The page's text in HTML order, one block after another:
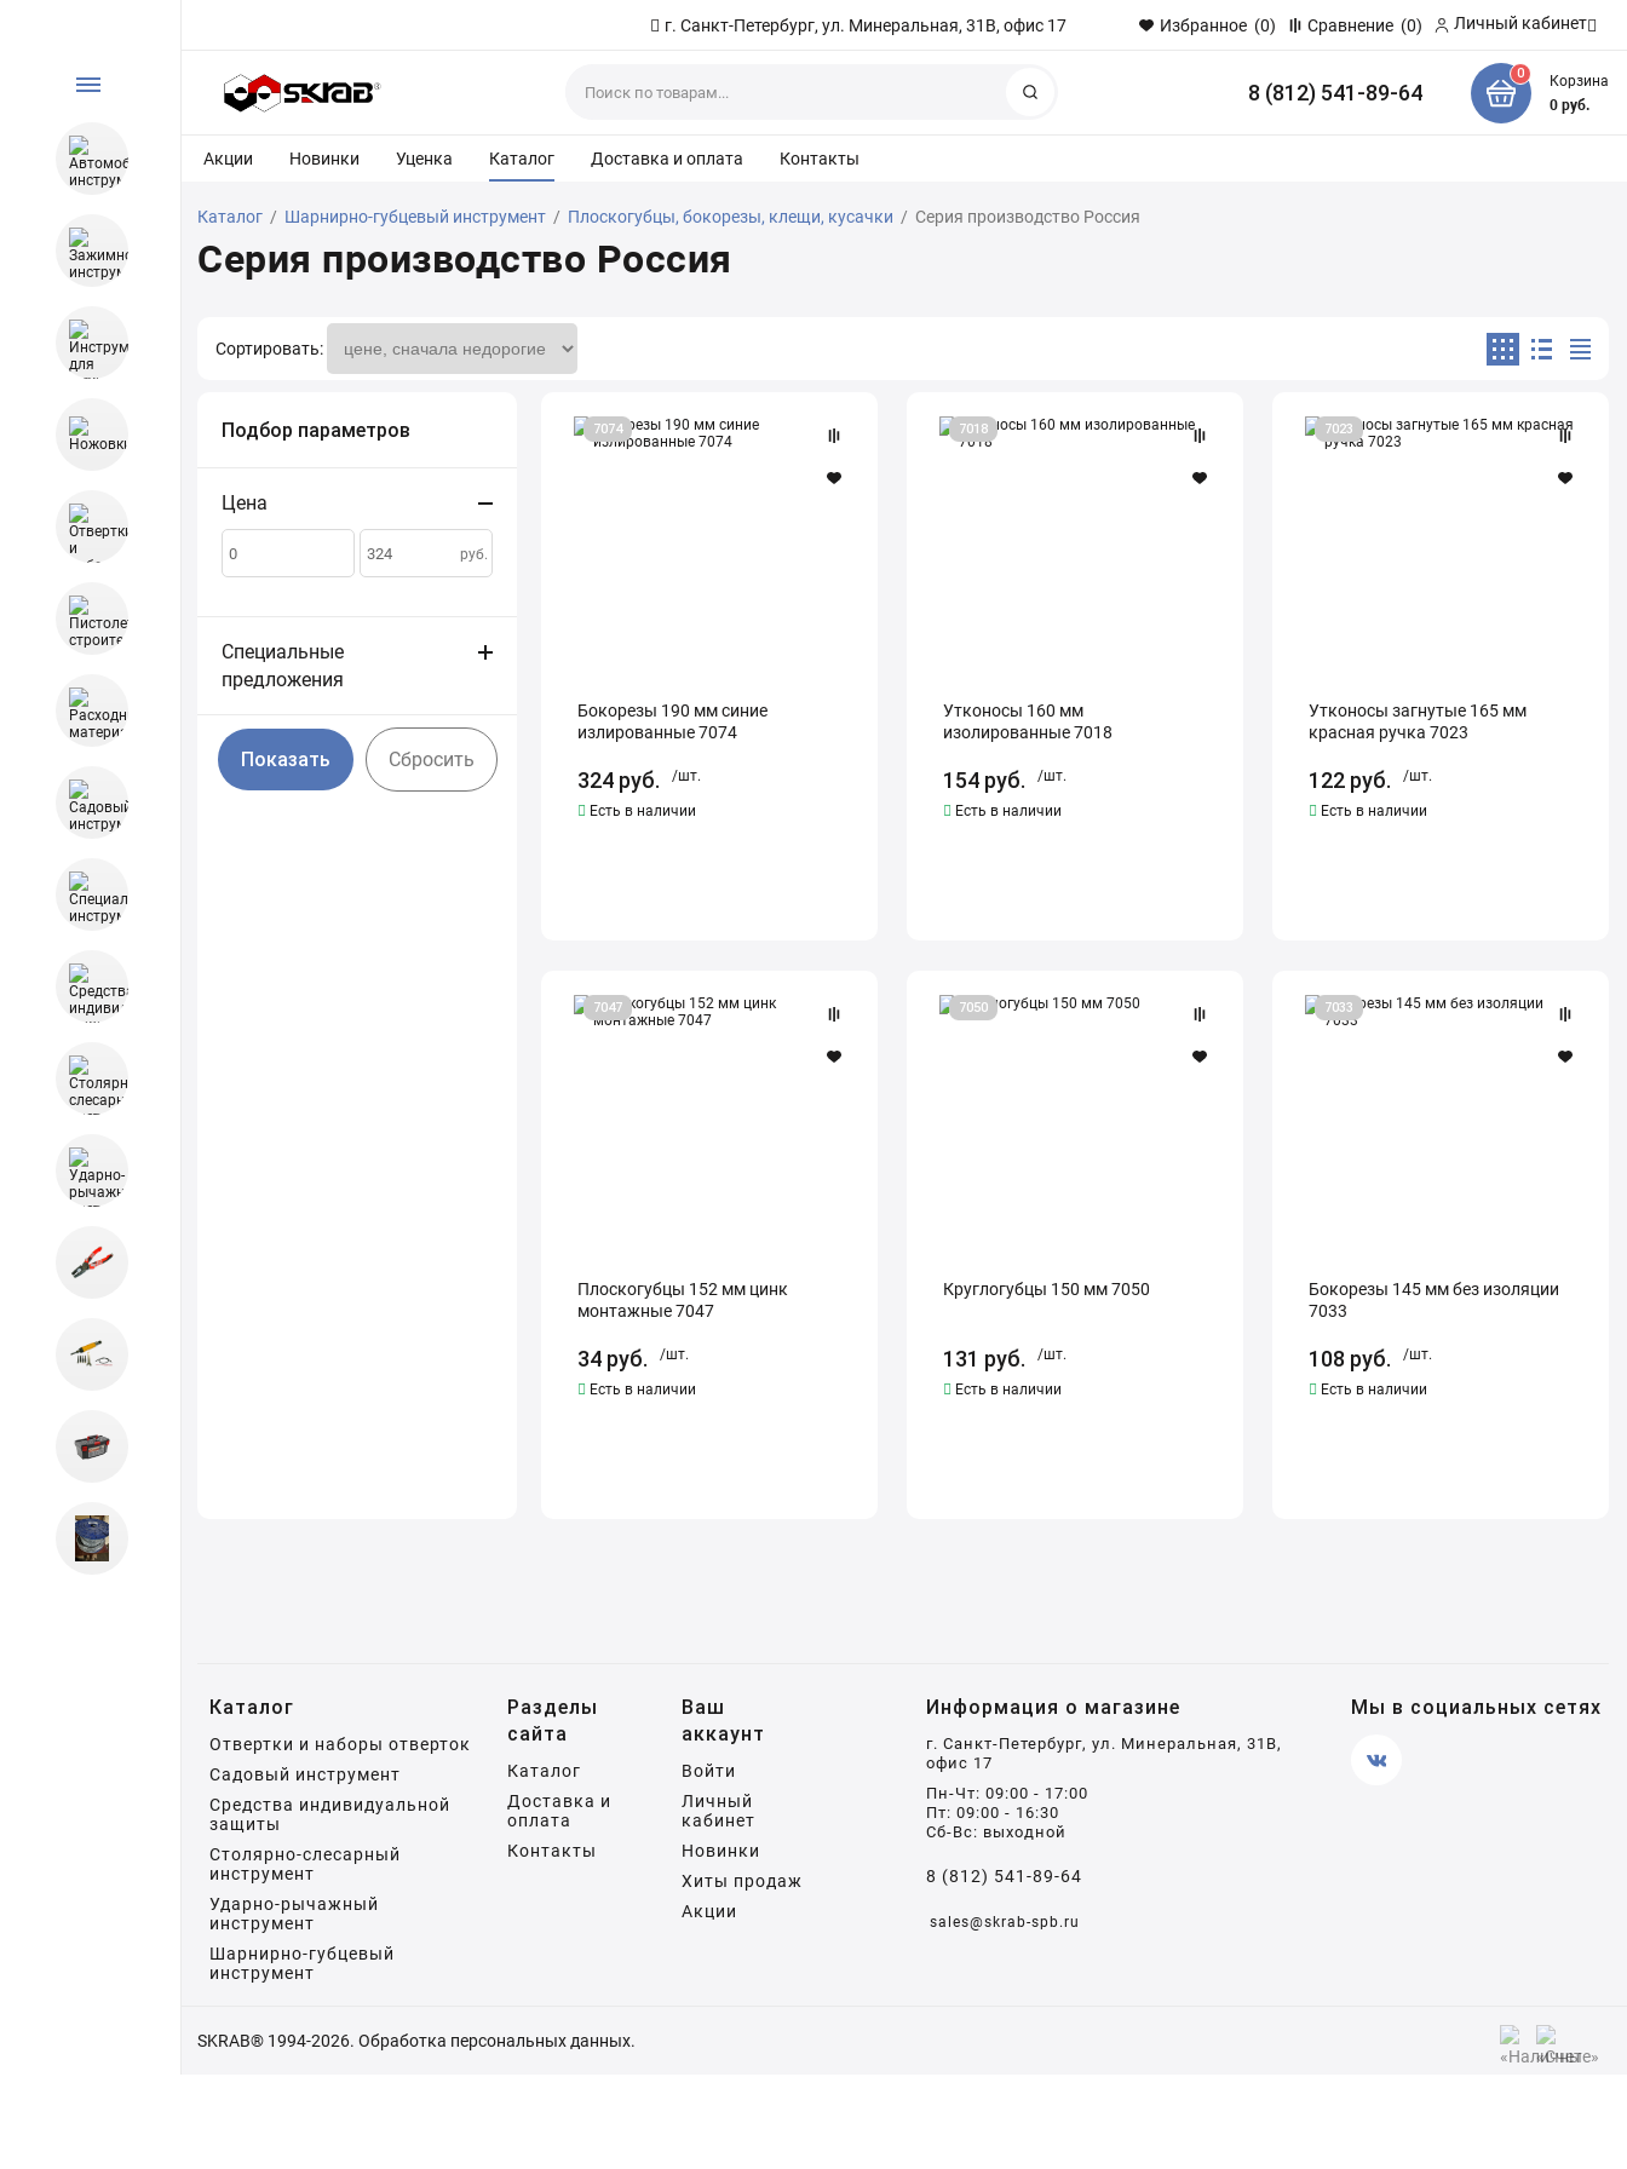
г. Санкт-Петербург, ул. Минеральная, 31В, офис 17 Избранное (0) Сравнение (0) Личный кабинет
8 (812) 541-89-64
0
Корзина
0руб.
Акции Новинки Уценка Каталог Доставка и оплата Контакты
Каталог / Шарнирно-губцевый инструмент / Плоскогубцы, бокорезы, клещи, кусачки / Серия производство Россия
Серия производство Россия
Сортировать:
Подбор параметров
Цена
Сортировать
по:
руб.
Специальные
предложения
Cбросить
Бокорезы
190
Бокорезы 190 мм синие
излированные 7074
7074
324 руб. /шт.
Есть в наличии
Утконосы
160
Утконосы 160 мм
изолированные 7018
7018
154 руб. /шт.
Есть в наличии
Утконосы
загнутые
Утконосы загнутые 165 мм
красная ручка 7023
7023
122 руб. /шт.
Есть в наличии
Плоскогубцы
152
Плоскогубцы 152 мм цинк
монтажные 7047
7047
34 руб. /шт.
Есть в наличии
Круглогубцы
150
Круглогубцы 150 мм 7050
7050
131 руб. /шт.
Есть в наличии
Бокорезы
145
Бокорезы 145 мм без изоляции
7033
7033
108 руб. /шт.
Есть в наличии
Каталог
Отвертки и наборы отверток
Садовый инструмент
Средства индивидуальной
защиты
Столярно-слесарный
инструмент
Ударно-рычажный
инструмент
Шарнирно-губцевый
инструмент
Разделы
сайта
Каталог
Доставка и
оплата
Контакты
Ваш
аккаунт
Войти
Личный
кабинет
Новинки
Хиты продаж
Акции
Информация о магазине
г. Санкт-Петербург, ул. Минеральная, 31В,
офис 17
Пн-Чт: 09:00 - 17:00
Пт: 09:00 - 16:30
Сб-Вс: выходной
8 (812) 541-89-64
sales@skrab-spb.ru
Мы в социальных сетях
SKRAB® 1994-2026. Обработка персональных данных.